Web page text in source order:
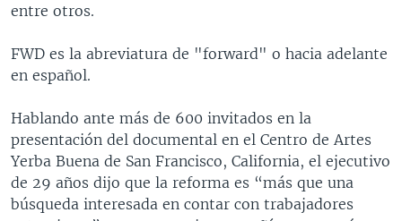
entre otros.
FWD es la abreviatura de "forward" o hacia adelante
en español.
Hablando ante más de 600 invitados en la
presentación del documental en el Centro de Artes
Yerba Buena de San Francisco, California, el ejecutivo
de 29 años dijo que la reforma es “más que una
búsqueda interesada en contar con trabajadores